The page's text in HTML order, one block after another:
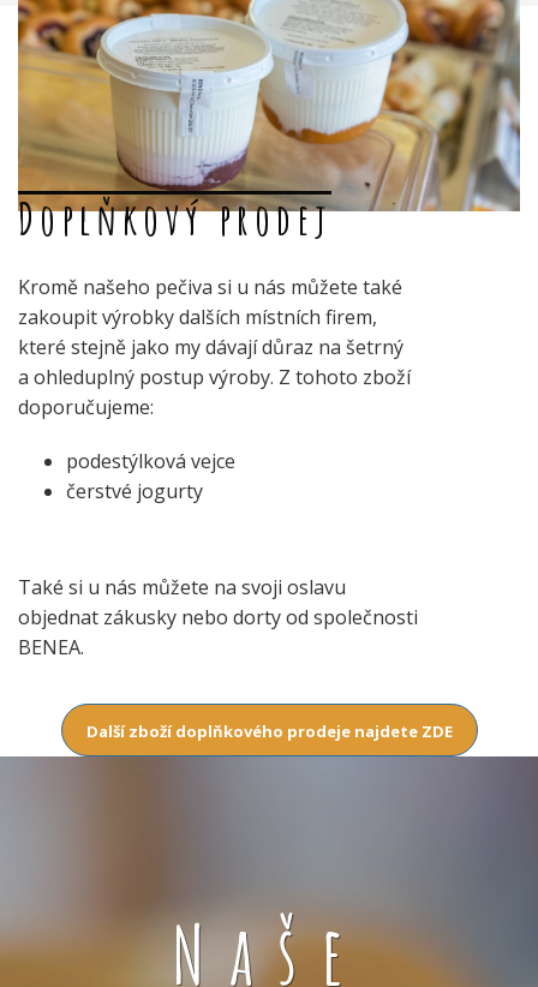
Doplňkový prodej
Kromě našeho pečiva si u nás můžete také
zakoupit výrobky dalších místních firem,
které stejně jako my dávají důraz na šetrný
a ohleduplný postup výroby. Z tohoto zboží
doporučujeme:
podestýlková vejce
čerstvé jogurty
Také si u nás můžete na svoji oslavu
objednat zákusky nebo dorty od společnosti
BENEA.
Další zboží doplňkového prodeje najdete ZDE
Naše